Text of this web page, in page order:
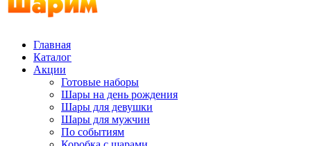
Главная
Каталог
Акции
Готовые наборы
Шары на день рождения
Шары для девушки
Шары для мужчин
По событиям